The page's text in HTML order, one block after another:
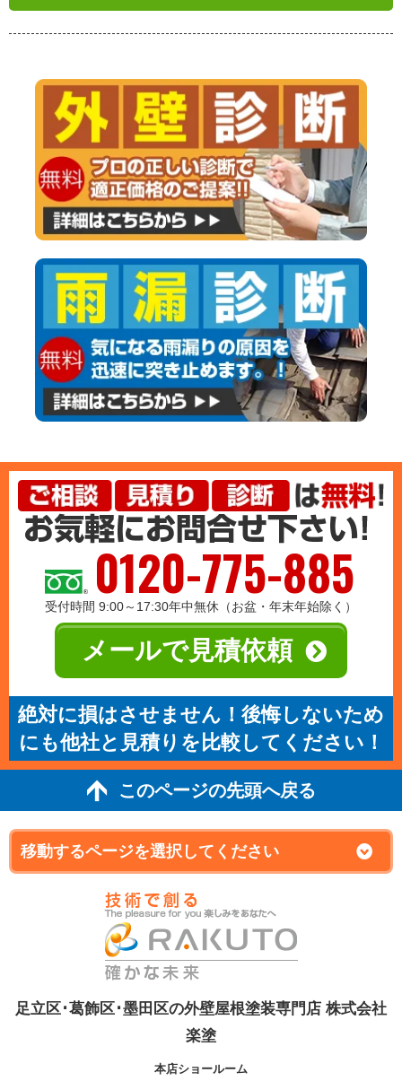
0120-775-885
受付時間 9:00～17:30年中無休（お盆・年末年始除く）
メールで見積依頼
絶対に損はさせません！後悔しないため
にも他社と見積りを比較してください！
このページの先頭へ戻る
足立区･葛飾区･墨田区の外壁屋根塗装専門店 株式会社
楽塗
本店ショールーム